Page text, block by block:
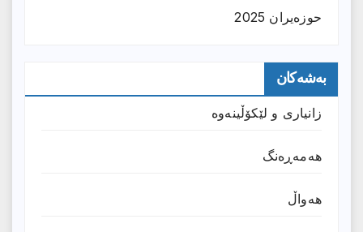
حوزه‌یران 2025
بەشەکان
زانیارى و لێکۆڵینەوە
هەمەڕەنگ
هەواڵ